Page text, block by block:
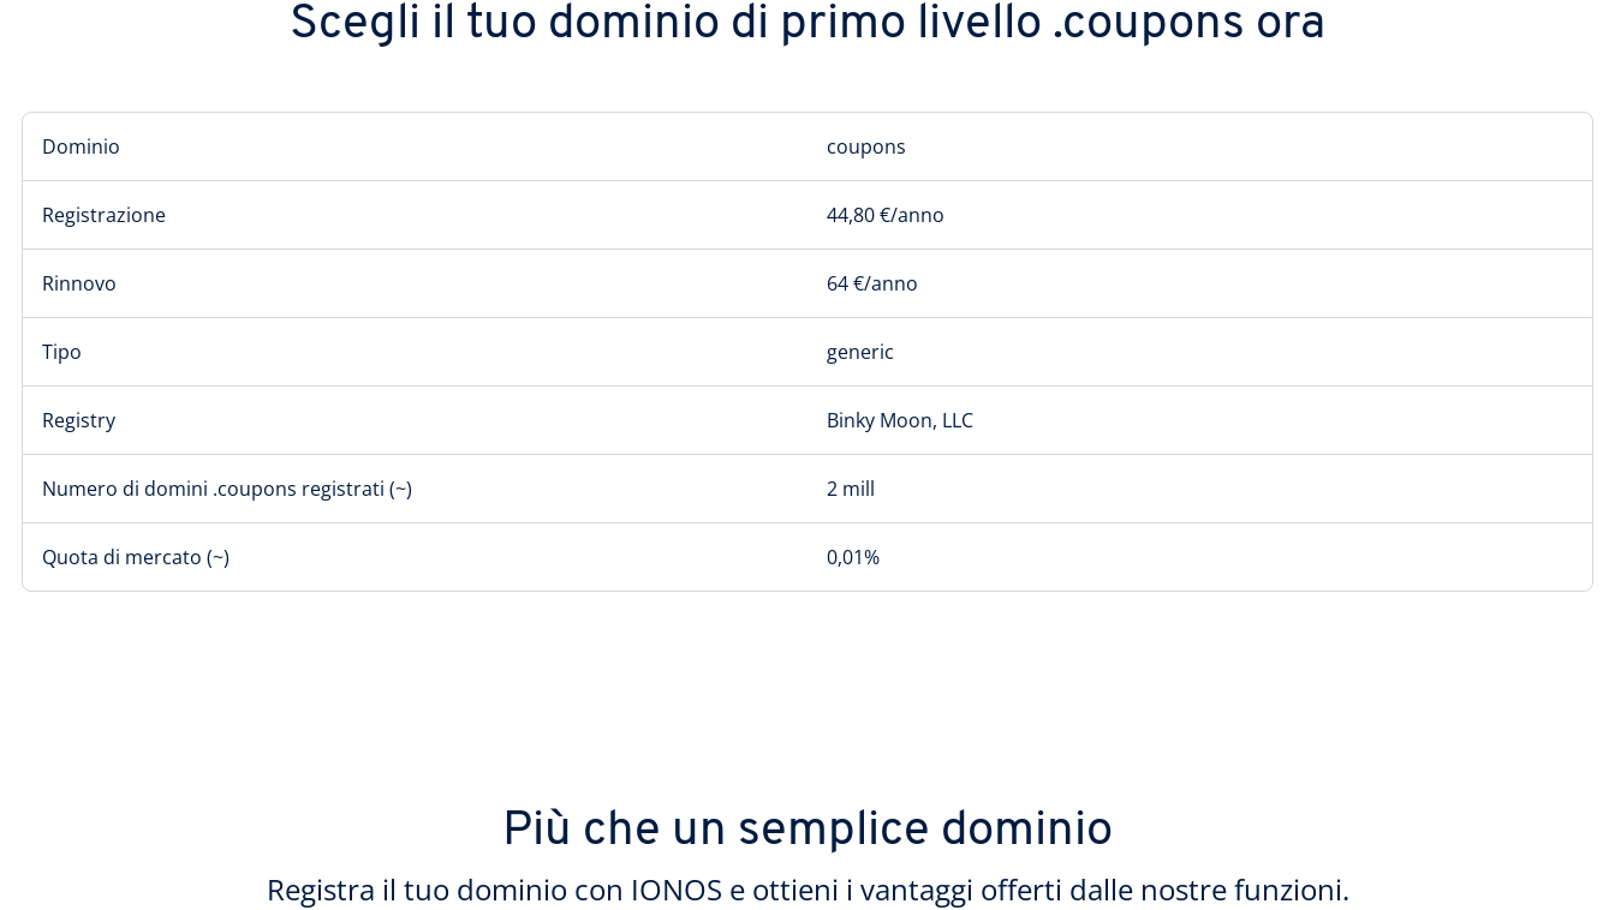
Scegli il tuo dominio di primo livello .coupons ora
Dominio coupons
Registrazione 44,80 €/anno
Rinnovo 64 €/anno
Tipo generic
Registry Binky Moon, LLC
Numero di domini .coupons registrati (~) 2 mill
Quota di mercato (~) 0,01%
Più che un semplice dominio
Registra il tuo dominio con IONOS e ottieni i vantaggi offerti dalle nostre funzioni.